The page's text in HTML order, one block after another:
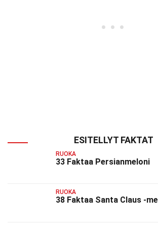
ESITELLYT FAKTAT
RUOKA
33 Faktaa Persianmeloni
RUOKA
38 Faktaa Santa Claus -